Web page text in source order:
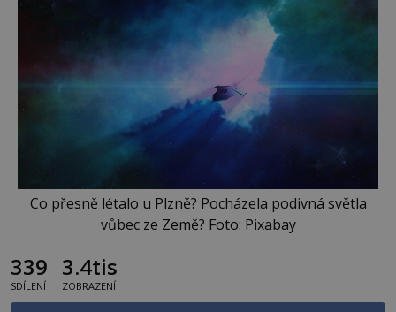
Co přesně létalo u Plzně? Pocházela podivná světla
vůbec ze Země? Foto: Pixabay
339
SDÍLENÍ
3.4tis
ZOBRAZENÍ